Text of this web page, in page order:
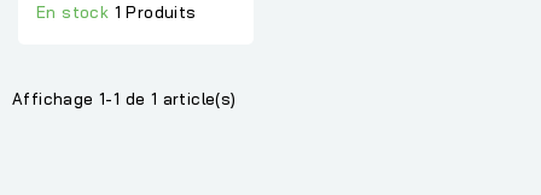
En stock 1 Produits
Affichage 1-1 de 1 article(s)